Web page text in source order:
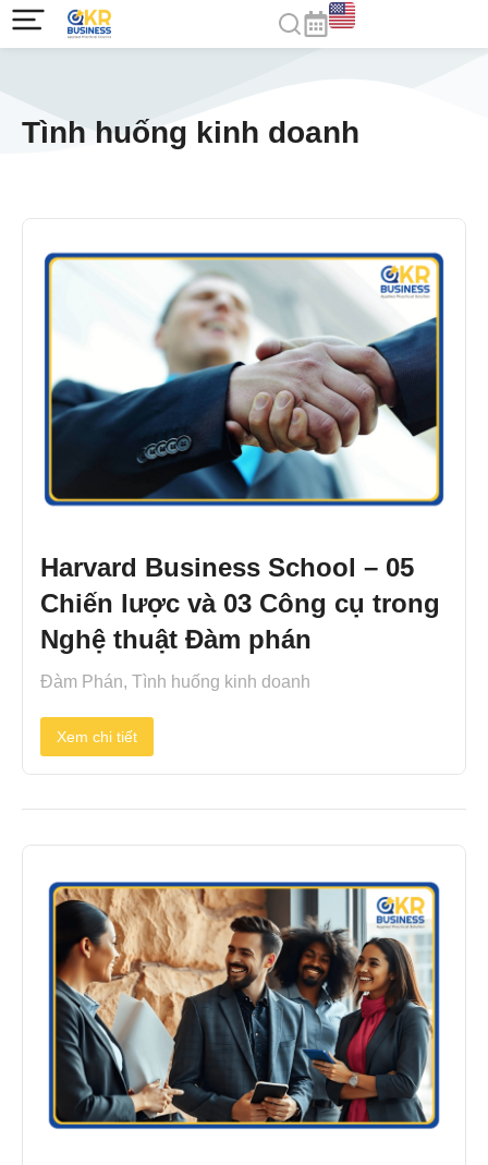
Tình huống kinh doanh
Harvard Business School – 05
Chiến lược và 03 Công cụ trong
Nghệ thuật Đàm phán
Đàm Phán, Tình huống kinh doanh
Xem chi tiết